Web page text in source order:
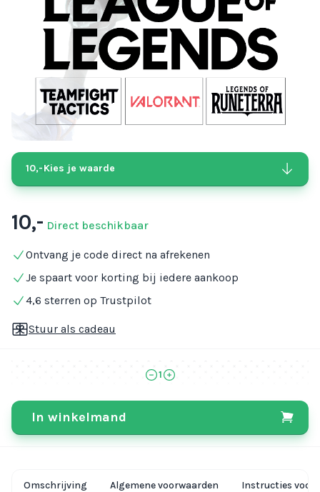
10,-Kies je waarde
10,- Direct beschikbaar
Ontvang je code direct na afrekenen
Je spaart voor korting bij iedere aankoop
4,6 sterren op Trustpilot
Stuur als cadeau
1
In winkelmand
Omschrijving Algemene voorwaarden Instructies voor